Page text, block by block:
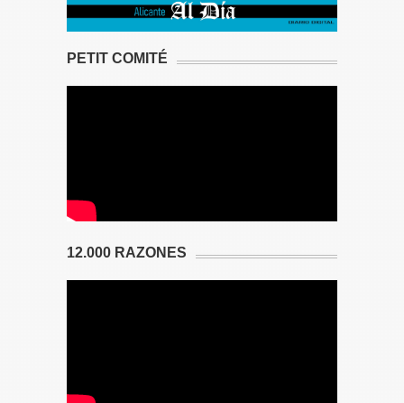
PETIT COMITÉ
12.000 RAZONES